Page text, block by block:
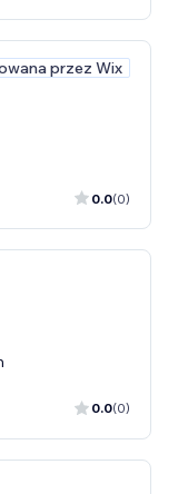
przez Wix
0.0(0)
0.0(0)